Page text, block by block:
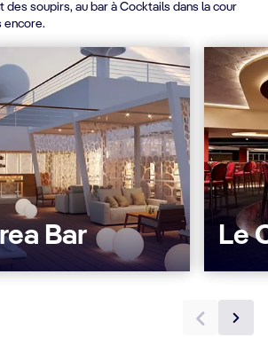
des soupirs, au bar à Cocktails dans la cour
encore.
Bar Le